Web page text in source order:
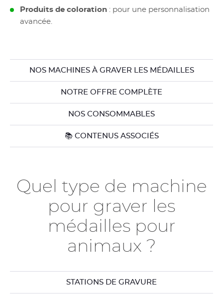
Produits de coloration : pour une personnalisation
avancée.
NOS MACHINES À GRAVER LES MÉDAILLES
NOTRE OFFRE COMPLÈTE
NOS CONSOMMABLES
📚 CONTENUS ASSOCIÉS
Quel type de machine
pour graver les
médailles pour
animaux ?
STATIONS DE GRAVURE